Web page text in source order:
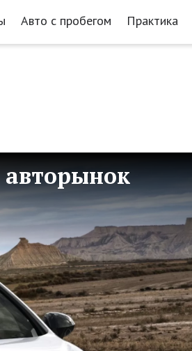
Авто с пробегом Практика
авторынок